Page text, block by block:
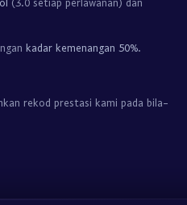
kadar kemenangan 50%.
rekod prestasi kami pada bila-